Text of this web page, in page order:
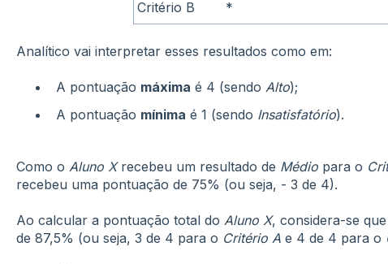
Critério B
*
Analítico vai interpretar esses resultados como em:
A pontuação máxima é 4 (sendo Alto);
A pontuação mínima é 1 (sendo Insatisfatório).
Como o Aluno Xrecebeu um resultado de Médiopara o
recebeu uma pontuação de 75% (ou seja, - 3 de 4).
Ao calcular a pontuação total do Aluno X, considera-se
de 87,5% (ou seja, 3 de 4 para o Critério Ae 4 de 4 para o